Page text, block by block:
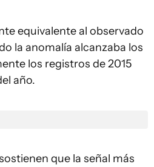
equivalente al observado
la anomalía alcanzaba los
los registros de 2015
año.
que la señal más